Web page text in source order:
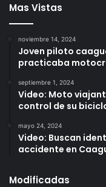
Mas Vistas
noviembre 14, 2024
Joven piloto
practicaba
septiembre 1, 2024
Video: Moto
control de su
mayo 24, 2024
Video: Buscan
accidente en
Modificadas